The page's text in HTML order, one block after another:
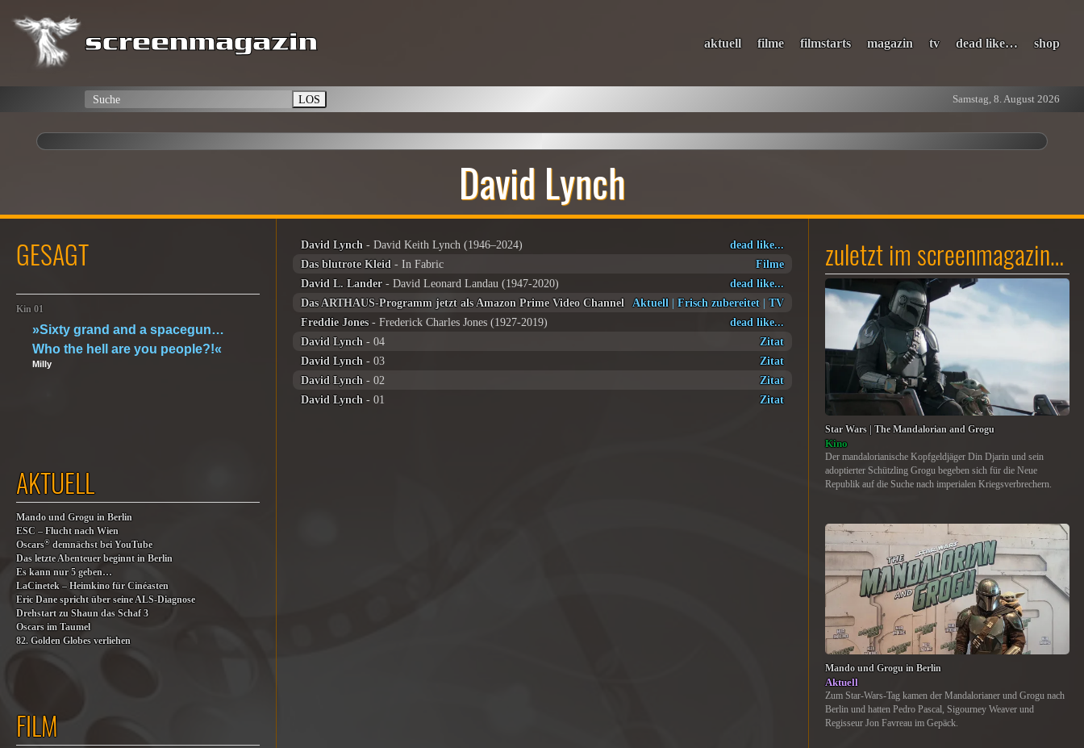
aktuell filme filmstarts magazin tv dead like… shop
LOS Samstag, 8. August 2026
David Lynch
David Lynch - David Keith Lynch (1946–2024)
dead like...
Das blutrote Kleid - In Fabric
Filme
David L. Lander- David Leonard Landau (1947-2020)
dead like...
Das ARTHAUS-Programm jetzt als Amazon Prime Video Channel
Aktuell |Frisch zubereitet |TV
Freddie Jones- Frederick Charles Jones (1927-2019)
dead like...
David Lynch - 04
Zitat
David Lynch - 03
Zitat
David Lynch - 02
Zitat
David Lynch - 01 Zitat
GESAGT
Kin 01
»Sixty grand and a spacegun…
Who the hell are you people?!«
Milly
AKTUELL
Mando und Grogu in Berlin
ESC – Flucht nach Wien
Oscars®demnächst bei YouTube
Das letzte Abenteuer beginnt in Berlin
Es kann nur 5 geben…
LaCinetek – Heimkino für Cinéasten
Eric Dane spricht über seine ALS-Diagnose
Drehstart zu Shaun das Schaf 3
Oscars im Taumel
82. Golden Globes verliehen
FILM
zuletzt im screenmagazin…
Star Wars | The Mandalorian and Grogu
Kino
Der mandalorianische Kopfgeldjäger Din Djarin und sein
adoptierter Schützling Grogu begeben sich für die Neue
Republik auf die Suche nach imperialen Kriegsverbrechern.
Mando und Grogu in Berlin
Aktuell
Zum Star-Wars-Tag kamen der Mandalorianer und Grogu nach
Berlin und hatten Pedro Pascal, Sigourney Weaver und
Regisseur Jon Favreau im Gepäck.